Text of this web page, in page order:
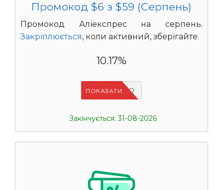
Промокод $6 з $59 (Серпень)
Промокод Аліекспрес на серпень.
Закріплюється, коли активний, зберігайте.
10.17%
IFPCFQQO
ПОКАЗАТИ
Закінчується: 31-08-2026